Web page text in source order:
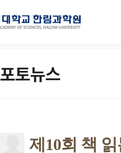
포토뉴스
제10회 책